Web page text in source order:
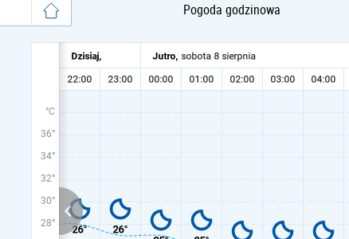
Pogoda godzinowa
°C
36°
34°
32°
30°
28°